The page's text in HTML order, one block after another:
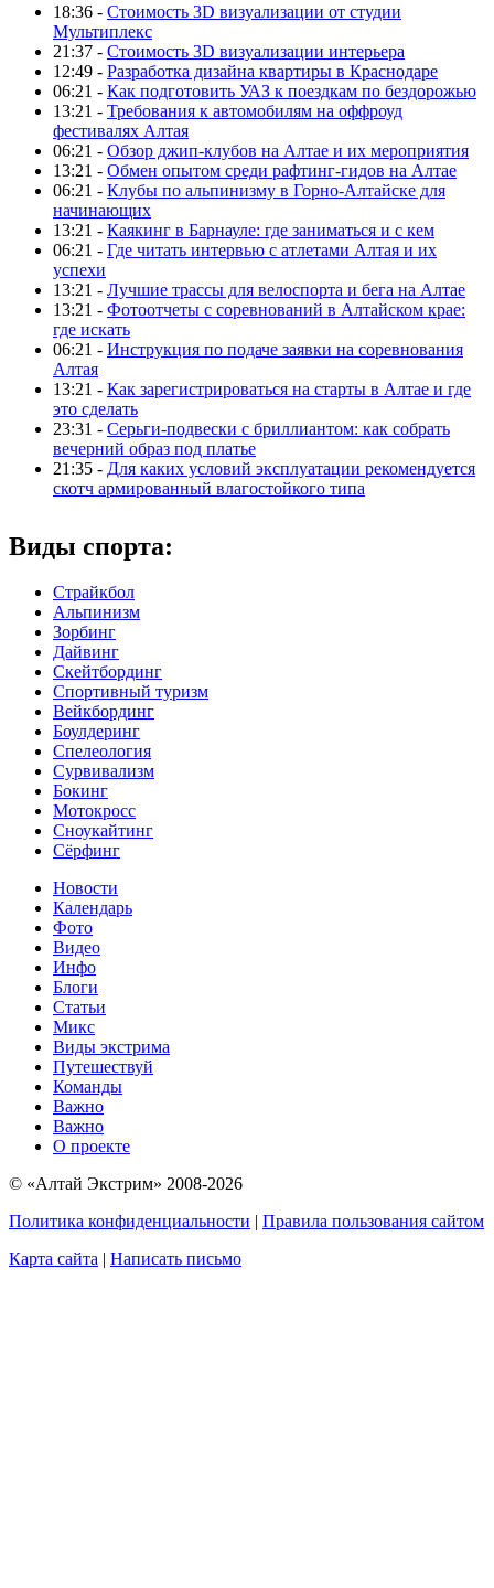
18:36 - Стоимость 3D визуализации от студии
Мультиплекс
21:37 - Стоимость 3D визуализации интерьера
12:49 - Разработка дизайна квартиры в Краснодаре
06:21 - Как подготовить УАЗ к поездкам по бездорожью
13:21 - Требования к автомобилям на оффроуд
фестивалях Алтая
06:21 - Обзор джип-клубов на Алтае и их мероприятия
13:21 - Обмен опытом среди рафтинг-гидов на Алтае
06:21 - Клубы по альпинизму в Горно-Алтайске для
начинающих
13:21 - Каякинг в Барнауле: где заниматься и с кем
06:21 - Где читать интервью с атлетами Алтая и их
успехи
13:21 - Лучшие трассы для велоспорта и бега на Алтае
13:21 - Фотоотчеты с соревнований в Алтайском крае:
где искать
06:21 - Инструкция по подаче заявки на соревнования
Алтая
13:21 - Как зарегистрироваться на старты в Алтае и где
это сделать
23:31 - Серьги-подвески с бриллиантом: как собрать
вечерний образ под платье
21:35 - Для каких условий эксплуатации рекомендуется
скотч армированный влагостойкого типа
Виды спорта:
Страйкбол
Альпинизм
Зорбинг
Дайвинг
Скейтбординг
Спортивный туризм‎
Вейкбординг
Боулдеринг
Спелеология
Сурвивализм
Бокинг
Мотокросс
Сноукайтинг
Сёрфинг
Новости
Календарь
Фото
Видео
Инфо
Блоги
Статьи
Микс
Виды экстрима
Путешествуй
Команды
Важно
Важно
О проекте
© «Алтай Экстрим» 2008-2026
Политика конфиденциальности | Правила пользования сайтом
Карта сайта | Написать письмо